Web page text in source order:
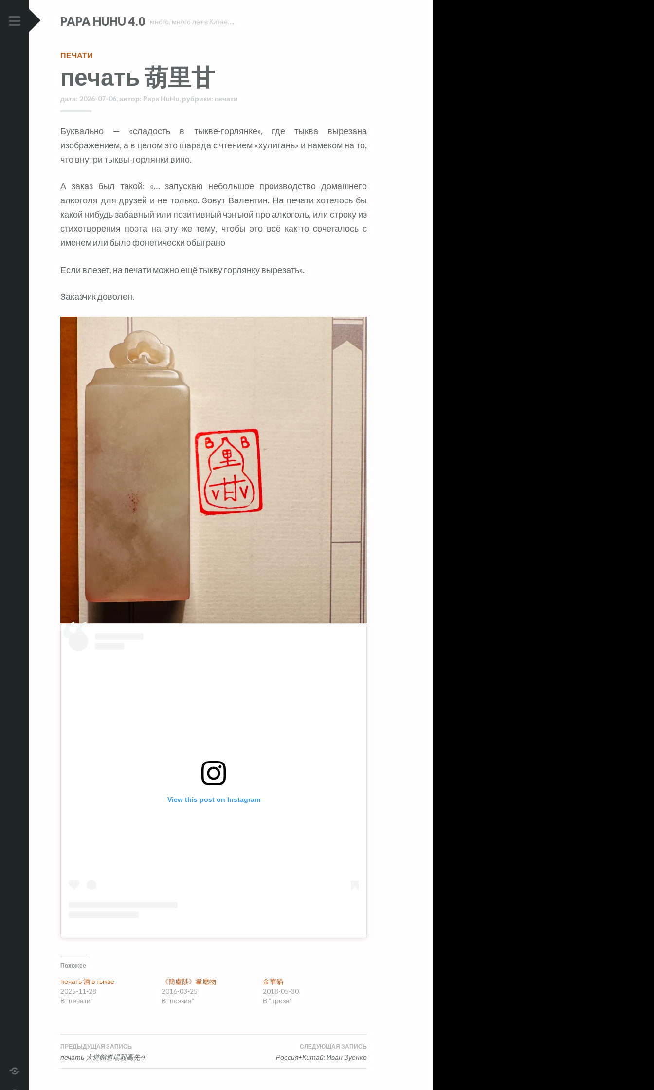
PRIMARY
telegram
PAPA HUHU 4.0 много, много лет в Китае….
ПЕЧАТИ
печать 葫里甘
дата: 2026-07-06,автор: Papa HuHu, рубрики: печати
Буквально — «сладость в тыкве-горлянке», где тыква вырезана
изображением, а в целом это шарада с чтением «хулигань» и намеком на то,
что внутри тыквы-горлянки вино.
А заказ был такой: «… запускаю небольшое производство домашнего
алкоголя для друзей и не только. Зовут Валентин. На печати хотелось бы
какой нибудь забавный или позитивный чэнъюй про алкоголь, или строку из
стихотворения поэта на эту же тему, чтобы это всё как-то сочеталось с
именем или было фонетически обыграно
Если влезет, на печати можно ещё тыкву горлянку вырезать».
Заказчик доволен.
View this post on Instagram
Похожее
печать 酒 в тыкве
2025-11-28
В "печати"
《簡盧陟》韋應物
2016-03-25
В "поэзия"
金華貓
2018-05-30
В "проза"
Навигация
ПРЕДЫДУЩАЯ ЗАПИСЬ
печать 大道館道場毅高先生
СЛЕДУЮЩАЯ ЗАПИСЬ
Россия+Китай: Иван Зуенко